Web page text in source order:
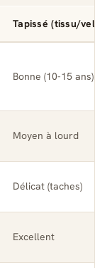
Tapissé (tissu/
Bonne (10-15 ans)
Moyen à lourd
Délicat (taches)
Excellent